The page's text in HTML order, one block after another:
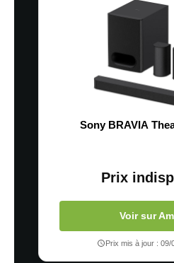
Sony BRAVIA
Prix
Voir sur
Prix mis à jour : 09/